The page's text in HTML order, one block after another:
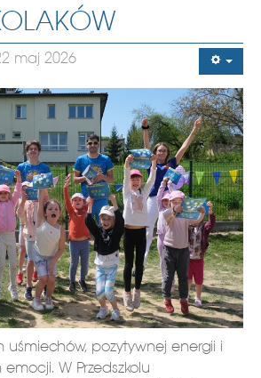
maj 2026
uśmiechów, pozytywnej energii i
W Przedszkolu